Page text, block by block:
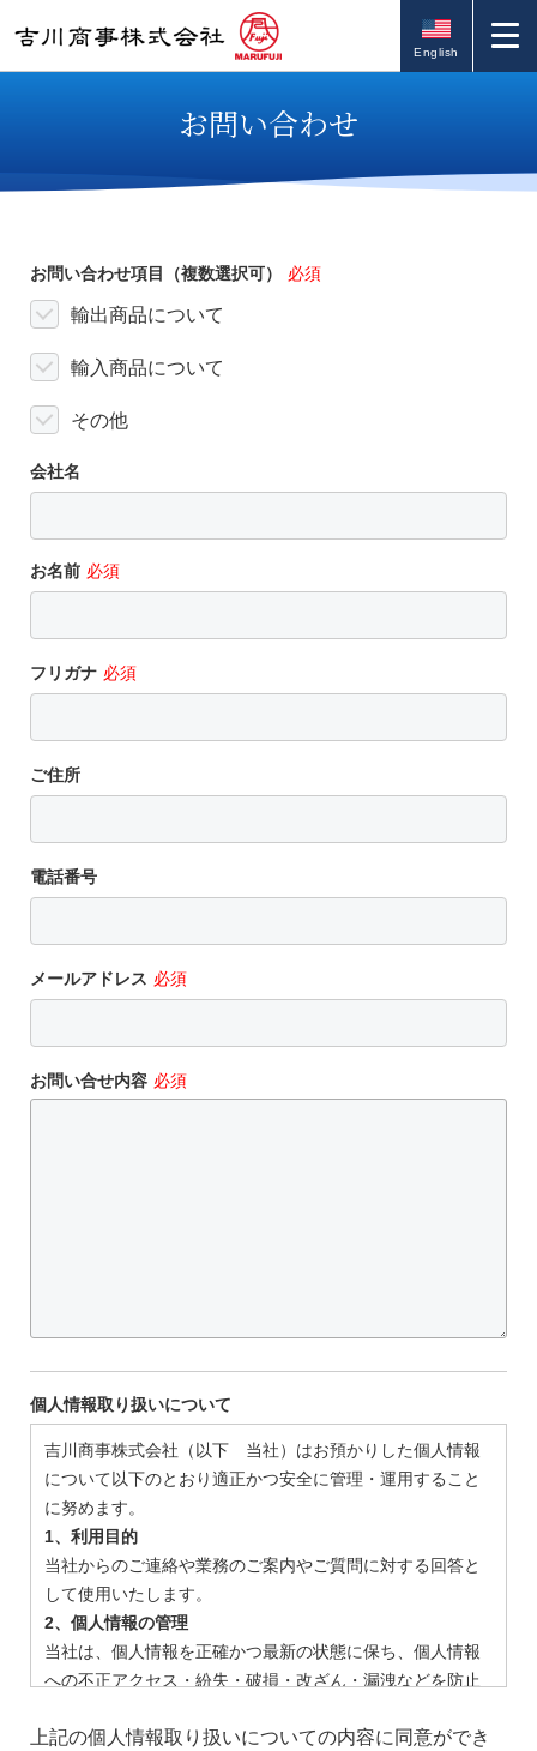
English
お問い合わせ
お問い合わせ項目（複数選択可） 必須
輸出商品について
輸入商品について
その他
会社名
お名前 必須
フリガナ 必須
ご住所
電話番号
メールアドレス 必須
お問い合せ内容 必須
個人情報取り扱いについて
吉川商事株式会社（以下 当社）はお預かりした個人情報
について以下のとおり適正かつ安全に管理・運用すること
に努めます。
1、利用目的
当社からのご連絡や業務のご案内やご質問に対する回答と
して使用いたします。
2、個人情報の管理
当社は、個人情報を正確かつ最新の状態に保ち、個人情報
への不正アクセス・紛失・破損・改ざん・漏洩などを防止
備・社員教育の徹底等の必要な措置を講じ、安全対策を実
上記の個人情報取り扱いについての内容に同意ができ